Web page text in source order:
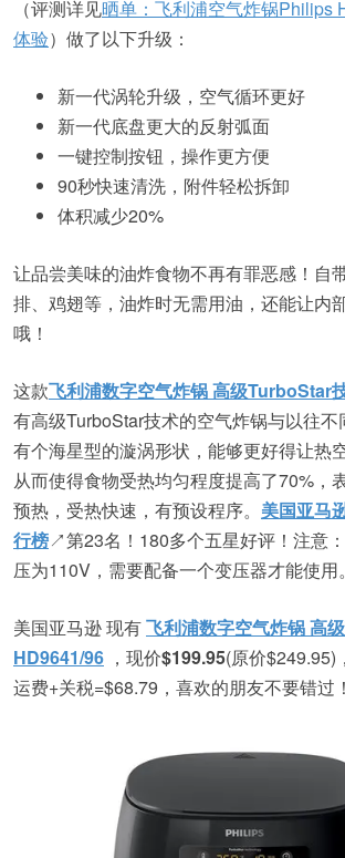
（评测详见晒单：飞利浦空气炸锅Philips
体验）做了以下升级：
新一代涡轮升级，空气循环更好
新一代底盘更大的反射弧面
一键控制按钮，操作更方便
90秒快速清洗，附件轻松拆卸
体积减少20%
让品尝美味的油炸食物不再有罪恶感！自
排、鸡翅等，油炸时无需用油，还能让内
哦！
这款飞利浦数字空气炸锅 高级TurboStar
有高级TurboStar技术的空气炸锅与以往
有个海星型的漩涡形状，能够更好得让热
从而使得食物受热均匀程度提高了70%，
预热，受热快速，有预设程序。 美国亚马
行榜↗第23名！180多个五星好评！注意
压为110V，需要配备一个变压器才能使用。
美国亚马逊 现有飞利浦数字空气炸锅 高
HD9641/96 ，现价$199.95(原价$249.95)
运费+关税=$68.79，喜欢的朋友不要错过！